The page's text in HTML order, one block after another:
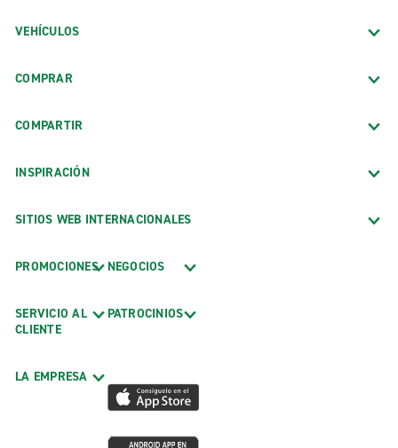
VEHÍCULOS
COMPRAR
COMPARTIR
INSPIRACIÓN
SITIOS WEB INTERNACIONALES
PROMOCIONES
SERVICIO AL
CLIENTE
LA EMPRESA
NEGOCIOS
PATROCINIOS